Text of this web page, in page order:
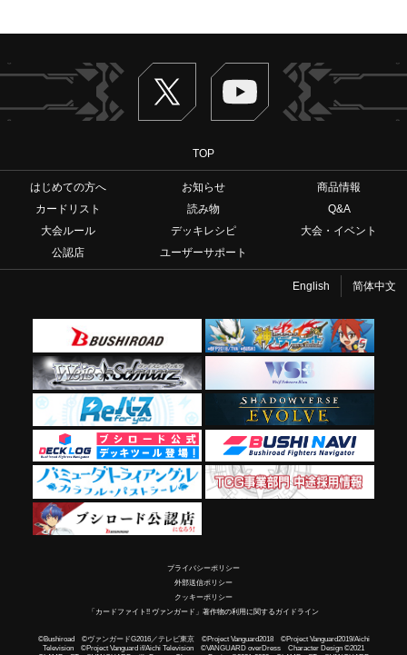
Twitter ヴァンガードch
TOP
はじめての方へ お知らせ
商品情報
カードリスト
読み物
Q&A
大会ルール
デッキレシピ
大会・イベント
公認店
ユーザーサポート
English 简体中文
プライバシーポリシー
外部送信ポリシー
クッキーポリシー
「カードファイト!! ヴァンガード」著作物の利用に関するガイドライン
©Bushiroad ©ヴァンガードG2016／テレビ東京 ©Project Vanguard2018 ©Project Vanguard2019/Aichi
Television ©Project Vanguard if/Aichi Television ©VANGUARD overDress Character Design ©2021